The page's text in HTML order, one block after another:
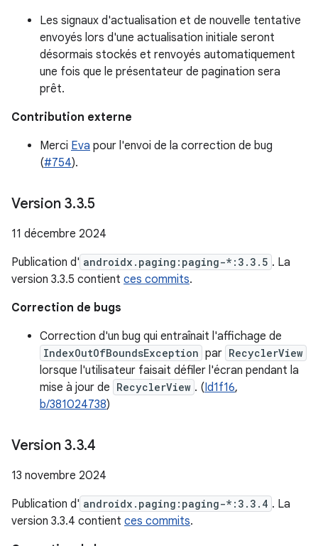
Les signaux d'actualisation et de nouvelle tentative
envoyés lors d'une actualisation initiale seront
désormais stockés et renvoyés automatiquement
une fois que le présentateur de pagination sera
prêt.
Contribution externe
Merci Eva pour l'envoi de la correction de bug
(#754).
Version 3.3.5
11 décembre 2024
Publication d' androidx.paging:paging-*:3.3.5 . La
version 3.3.5 contient ces commits.
Correction de bugs
Correction d'un bug qui entraînait l'affichage de
IndexOutOfBoundsException par RecyclerView
lorsque l'utilisateur faisait défiler l'écran pendant la
mise à jour de RecyclerView . (Id1f16,
b/381024738)
Version 3.3.4
13 novembre 2024
Publication d' androidx.paging:paging-*:3.3.4 . La
version 3.3.4 contient ces commits.